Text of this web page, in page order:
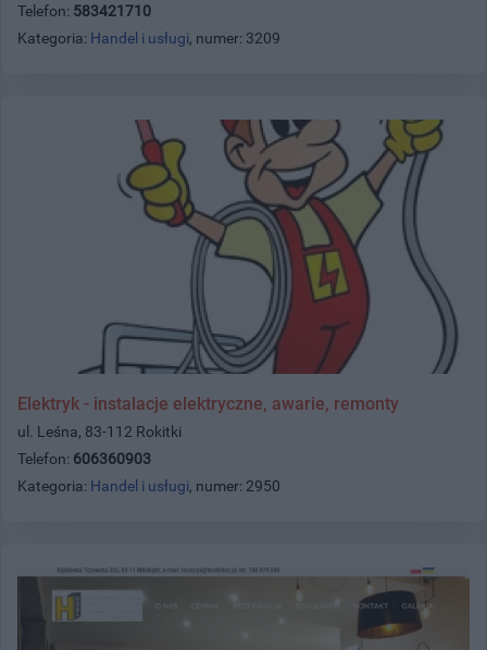
Telefon: 583421710
Kategoria: Handel i usługi, numer: 3209
Elektryk - instalacje elektryczne, awarie, remonty
ul. Leśna, 83-112 Rokitki
Telefon: 606360903
Kategoria: Handel i usługi, numer: 2950